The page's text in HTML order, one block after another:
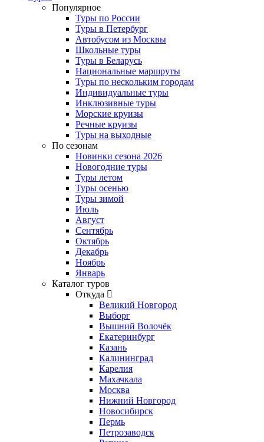
Популярное
Туры по России
Туры в Петербург
Автобусом из Москвы
Школьные туры
Туры в Беларусь
Национальные маршруты
Туры по нескольким городам
Индивидуальные туры
Инклюзивные туры
Морские круизы
Речные круизы
Туры на выходные
По сезонам
Новинки сезона 2026
Новогодние туры
Туры летом
Туры осенью
Туры зимой
Июль
Август
Сентябрь
Октябрь
Декабрь
Ноябрь
Январь
Каталог туров
Откуда
Великий Новгород
Выборг
Вышний Волочёк
Екатеринбург
Казань
Калининград
Карелия
Махачкала
Москва
Нижний Новгород
Новосибирск
Пермь
Петрозаводск